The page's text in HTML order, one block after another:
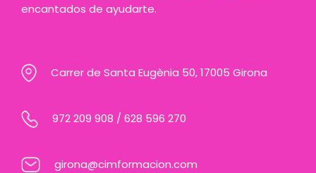
encantados de ayudarte.
Carrer de Santa Eugènia 50, 17005 Girona
972 209 908 / 628 596 270
girona@cimformacion.com